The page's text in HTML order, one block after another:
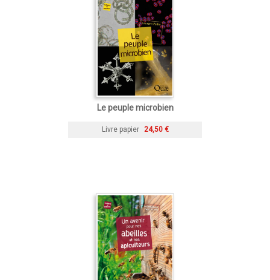
Le peuple microbien
Livre papier 24,50 €